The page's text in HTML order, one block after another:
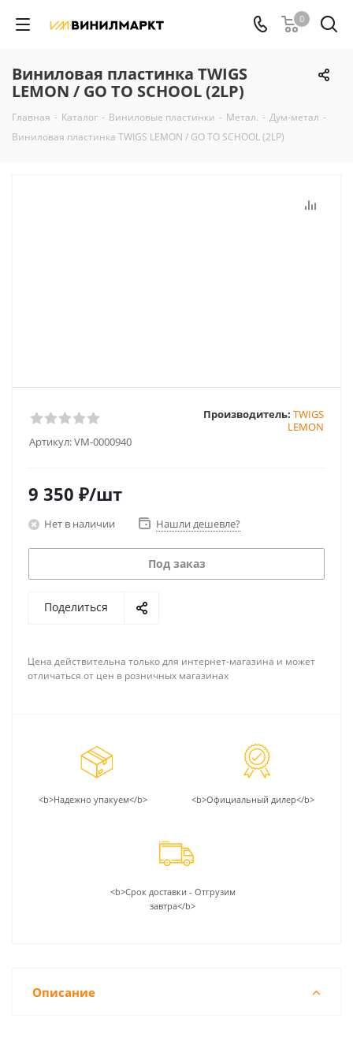
0
Виниловая пластинка TWIGS
LEMON / GO TO SCHOOL (2LP)
Главная - Каталог - Виниловые пластинки - Метал. - Дум-метал -
Виниловая пластинка TWIGS LEMON / GO TO SCHOOL (2LP)
Артикул:VM-0000940
Производитель: TWIGS
LEMON
9 350 ₽/шт
Нет в наличии Нашли дешевле?
Под заказ
Поделиться
Цена действительна только для интернет-магазина и может
отличаться от цен в розничных магазинах
<b>Надежно упакуем</b> <b>Официальный дилер</b>
<b>Срок доставки - Отгрузим
завтра</b>
Описание